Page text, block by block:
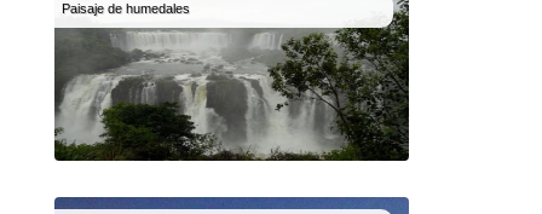
Paisaje de humedales